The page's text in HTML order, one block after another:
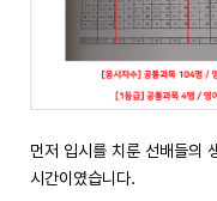
먼저 입시를 치룬 선배들의
시간이였습니다.